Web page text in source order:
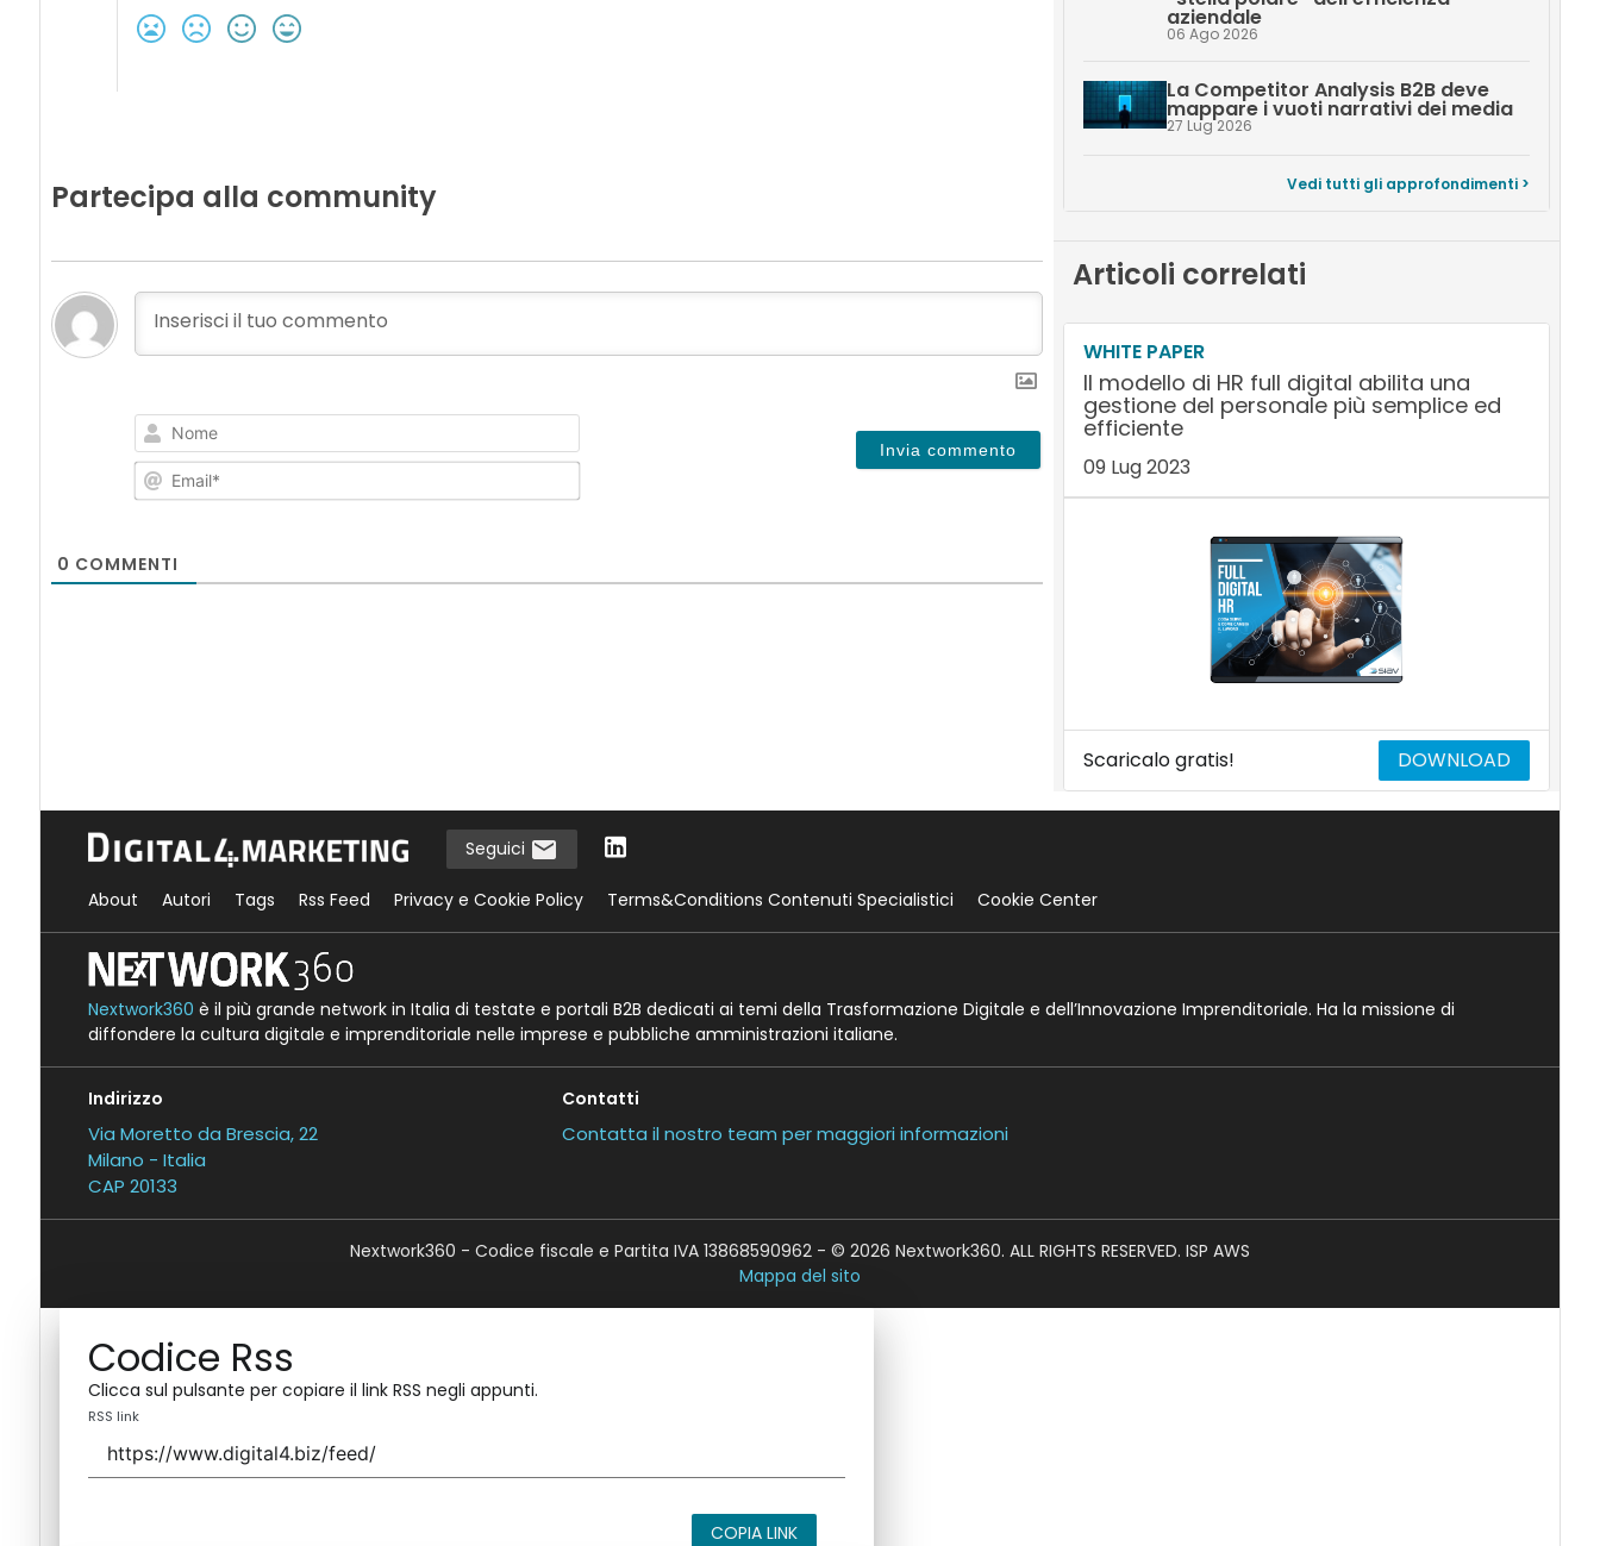
Partecipa alla community
Nome
Email*
0 COMMENTI
aziendale
06 Ago 2026
La Competitor Analysis B2B deve
mappare i vuoti narrativi dei media
27 Lug 2026
Vedi tutti gli approfondimenti >
Articoli correlati
WHITE PAPER
Il modello di HR full digital abilita una
gestione del personale più semplice ed
efficiente
09 Lug 2023
Scaricalo gratis! DOWNLOAD
Seguici
About Autori Tags Rss Feed Privacy e Cookie Policy Terms&Conditions Contenuti Specialistici Cookie Center
Nextwork360 è il più grande network in Italia di testate e portali B2B dedicati ai temi della Trasformazione Digitale e dell’Innovazione Imprenditoriale. Ha la missione di
diffondere la cultura digitale e imprenditoriale nelle imprese e pubbliche amministrazioni italiane.
Indirizzo
Via Moretto da Brescia, 22
Milano - Italia
CAP 20133
Contatti
Contatta il nostro team per maggiori informazioni
Nextwork360 - Codice fiscale e Partita IVA 13868590962 - © 2026 Nextwork360. ALL RIGHTS RESERVED. ISP AWS
Mappa del sito
Codice Rss
Clicca sul pulsante per copiare il link RSS negli appunti.
RSS link
COPIA LINK